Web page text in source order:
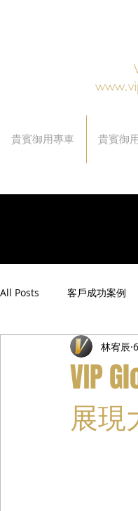
貴賓御用專車 貴賓御
All Posts 客戶成功案例
禮遇通關服務 主管
VIP
展現
林宥辰